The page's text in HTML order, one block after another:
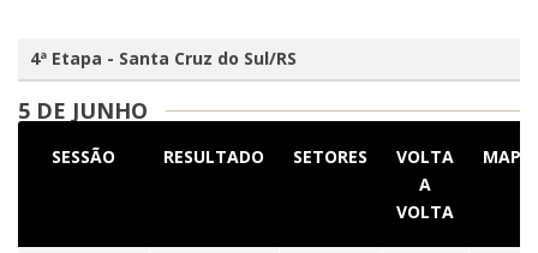
4ª Etapa - Santa Cruz do Sul/RS
5 DE JUNHO
SESSÃO RESULTADO SETORES
VOLTA
A
VOLTA
MAPA